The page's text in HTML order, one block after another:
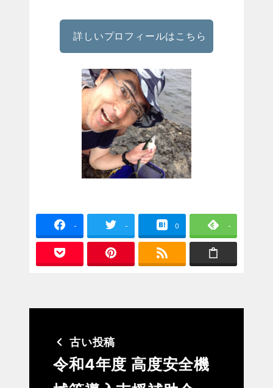
詳しいプロフィールはこちら
- - 0 -
古い投稿
令和4年度 高度安全機